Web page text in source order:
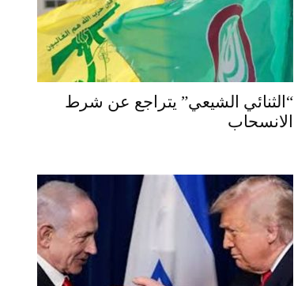
“الثنائي الشيعي” يتراجع عن شرط
الانسحاب